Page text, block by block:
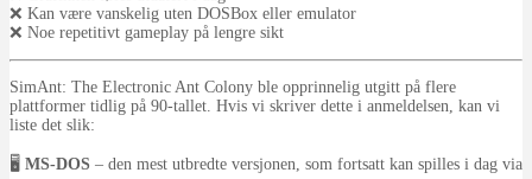
❌ Kan være vanskelig uten DOSBox eller emulator
❌ Noe repetitivt gameplay på lengre sikt
SimAnt: The Electronic Ant Colony ble opprinnelig utgitt på flere
plattformer tidlig på 90-tallet. Hvis vi skriver dette i anmeldelsen, kan vi
liste det slik:
🖥 MS-DOS – den mest utbredte versjonen, som fortsatt kan spilles i dag via